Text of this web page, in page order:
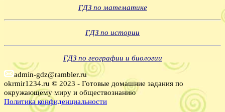
ГДЗ по математике
ГДЗ по истории
ГДЗ по географии и биологии
admin-gdz@rambler.ru
okrmir1234.ru © 2023 - Готовые домашние задания по
окружающему миру и обществознанию
Политика конфиденциальности